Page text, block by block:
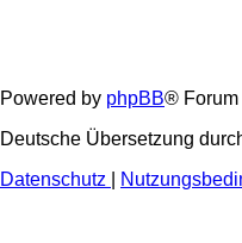
Powered by phpBB® Forum
Deutsche Übersetzung
Datenschutz